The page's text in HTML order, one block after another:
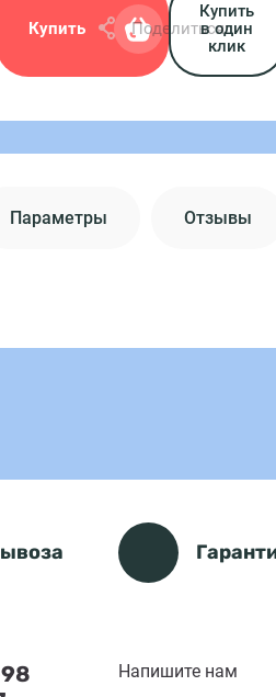
Купить
Купить
в один
клик
Поделиться:
Параметры Отзывы
Напишите нам